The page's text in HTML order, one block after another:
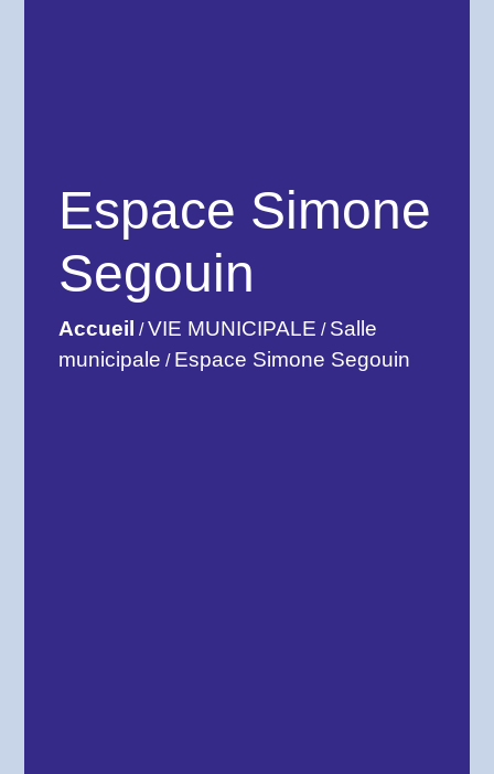
Espace Simone
Segouin
Accueil /VIE MUNICIPALE / Salle
municipale / Espace Simone Segouin